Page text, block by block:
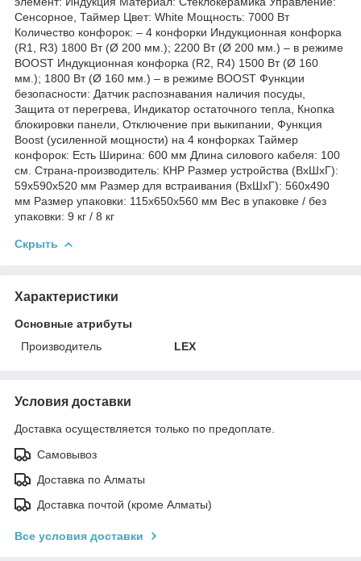
Сенсорное, Таймер Цвет: White Мощность: 7000 Вт
Количество конфорок: – 4 конфорки Индукционная конфорка
(R1, R3) 1800 Вт (Ø 200 мм.); 2200 Вт (Ø 200 мм.) – в режиме
BOOST Индукционная конфорка (R2, R4) 1500 Вт (Ø 160
мм.); 1800 Вт (Ø 160 мм.) – в режиме BOOST Функции
безопасности: Датчик распознавания наличия посуды,
Защита от перегрева, Индикатор остаточного тепла, Кнопка
блокировки панели, Отключение при выкипании, Функция
Boost (усиленной мощности) на 4 конфорках Таймер
конфорок: Есть Ширина: 600 мм Длина силового кабеля: 100
см. Страна-производитель: КНР Размер устройства (ВхШхГ):
59х590х520 мм Размер для встраивания (ВхШхГ): 560х490
мм Размер упаковки: 115х650х560 мм Вес в упаковке / без
упаковки: 9 кг / 8 кг
Скрыть
Характеристики
Основные атрибуты
Производитель
LEX
Условия доставки
Доставка осуществляется только по предоплате.
Самовывоз
Доставка по Алматы
Доставка почтой (кроме Алматы)
Все условия доставки